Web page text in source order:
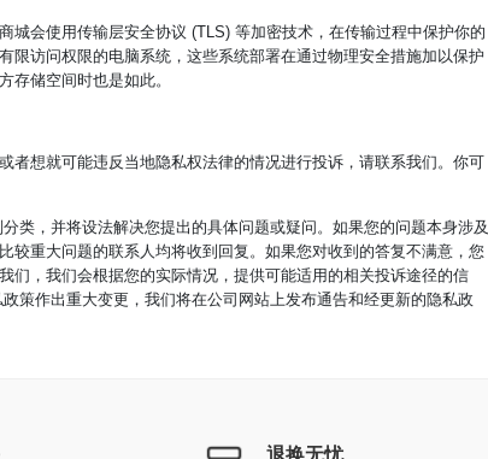
城会使用传输层安全协议 (TLS) 等加密技术，在传输过程中保护你的
限访问权限的电脑系统，这些系统部署在通过物理安全措施加以保护
存储空间时也是如此。
者想就可能违反当地隐私权法律的情况进行投诉，请联系我们。你可
类，并将设法解决您提出的具体问题或疑问。如果您的问题本身涉及
较重大问题的联系人均将收到回复。如果您对收到的答复不满意，您
们，我们会根据您的实际情况，提供可能适用的相关投诉途径的信
策作出重大变更，我们将在公司网站上发布通告和经更新的隐私政